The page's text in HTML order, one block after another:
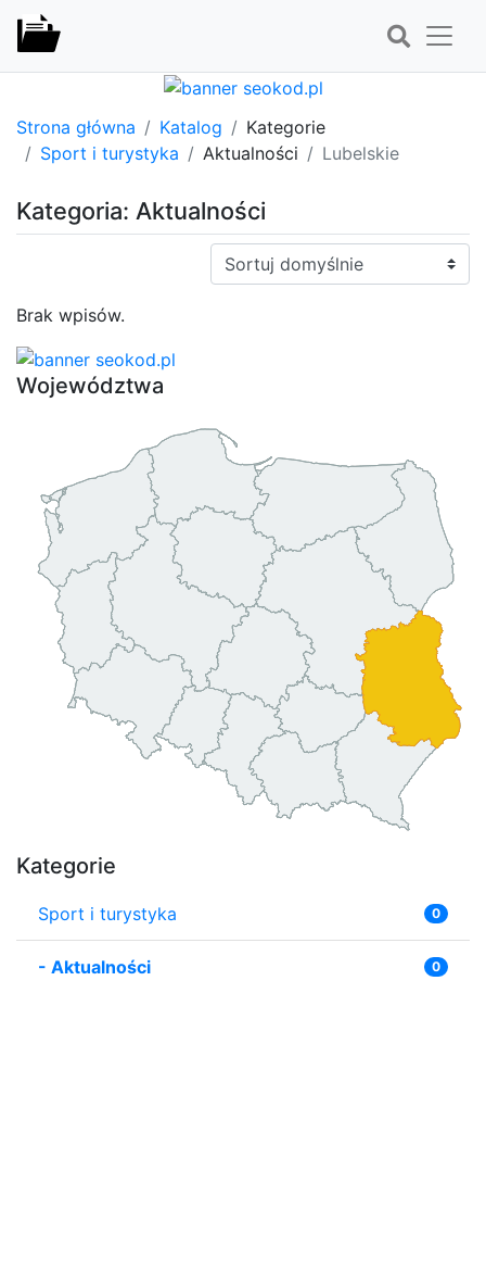
Strona główna Katalog
Kategorie
Sport i turystyka
Aktualności Lubelskie
Kategoria: Aktualności
Sortuj:
Brak wpisów.
Województwa
Kategorie
Sport i turystyka 0
- Aktualności 0